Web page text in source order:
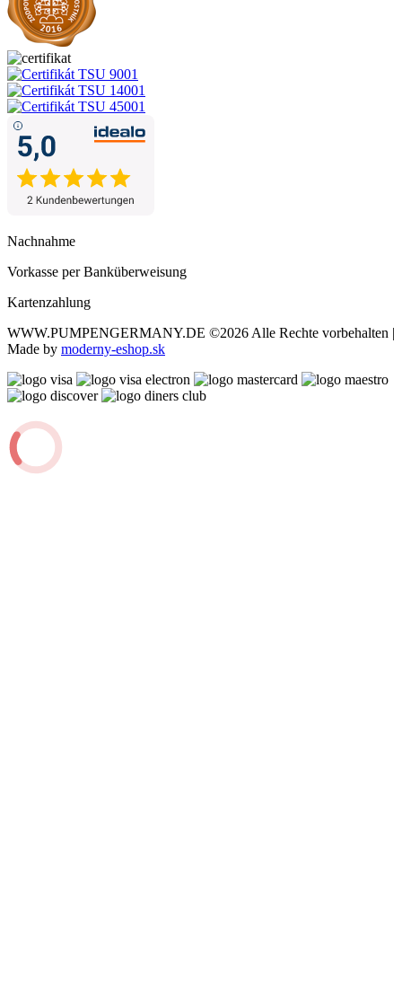
Nachnahme
Vorkasse per Banküberweisung
Kartenzahlung
WWW.PUMPENGERMANY.DE ©2026 Alle Rechte vorbehalten |
Made by moderny-eshop.sk